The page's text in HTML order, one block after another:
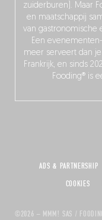
zuiderburen). Maar
en maatschappij
van gastronomische
Een
meer serveert dan
Frankrijk, en sinds
Fooding® is
©2026 – MMM! SAS /
ADS & PARTNERSHIP
COOKIES